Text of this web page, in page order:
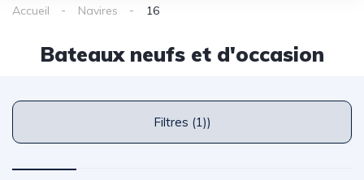
Accueil Navires 16
Bateaux neufs et d'occasion
Filtres (1))